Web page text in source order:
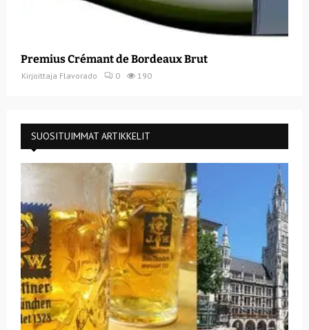
Premius Crémant de Bordeaux Brut
Kirjoittaja Flavorado 0 190
SUOSITUIMMAT ARTIKKELIT